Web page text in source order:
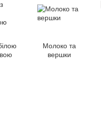
Молоко та
вершки